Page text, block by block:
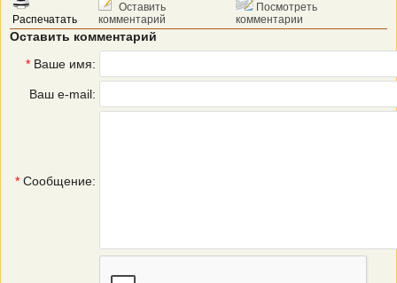
Распечатать
Оставить
комментарий
Посмотреть
комментарии
Оставить комментарий
* Ваше имя:
Ваш e-mail:
* Сообщение: